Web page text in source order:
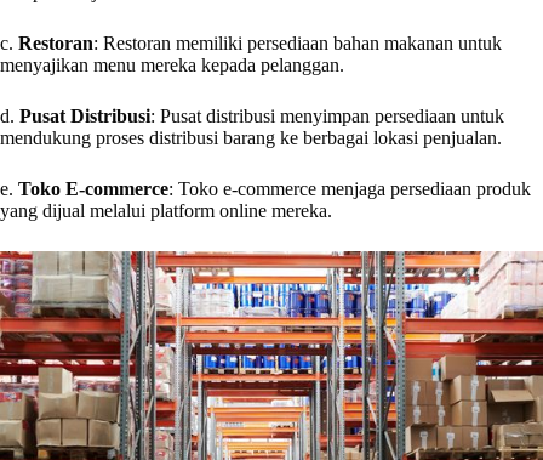
c. Restoran: Restoran memiliki persediaan bahan makanan untuk
menyajikan menu mereka kepada pelanggan.
d. Pusat Distribusi: Pusat distribusi menyimpan persediaan untuk
mendukung proses distribusi barang ke berbagai lokasi penjualan.
e. Toko E-commerce: Toko e-commerce menjaga persediaan produk
yang dijual melalui platform online mereka.